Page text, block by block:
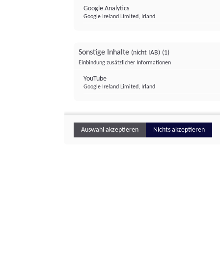
Google Analytics
Google Ireland Limited, Irland
Sonstige Inhalte (nicht IAB) (1)
Einbindung zusätzlicher Informationen
YouTube
Google Ireland Limited, Irland
Auswahl akzeptieren Nichts akzeptieren